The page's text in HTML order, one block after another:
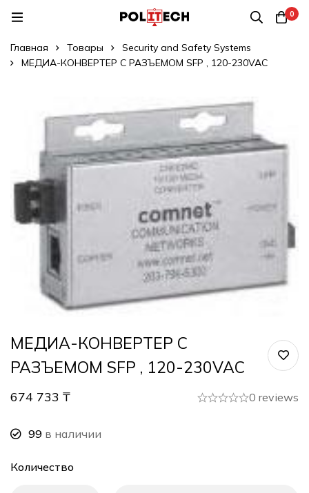
0
Главная Товары
Security and Safety Systems
МЕДИА-КОНВЕРТЕР С РАЗЪЕМОМ SFP , 120-230VAC
МЕДИА-КОНВЕРТЕР С
РАЗЪЕМОМ SFP , 120-230VAC
674 733 ₸ 0 reviews
99 в наличии
Количество